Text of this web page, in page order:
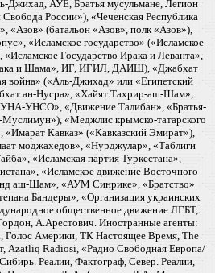
Джихад, АУЕ, Братья мусульмане, Легион
России»), «Чеченская Республика
«Азов» (батальон «Азов», полк «Азов»),
«Исламское государство» («Исламское
Государство Ирака и Леванта»,
и Шама», ИГ, ИГИЛ, ДАИШ), «Джабхат
(«Аль-Джихад» или «Египетский
ан-Нусра», «Хайят Тахрир-аш-Шам»,
УНСО», «Движение Талибан», «Братья-
«Меджлис крымско-татарского
Кавказ» («Кавказский Эмират»),
моджахедов», «Нурджулар», «Таблиги
«Исламская партия Туркестана»,
«Исламское движение Восточного
аш-Шам», «АУМ Синрике», «Братство»
Бандеры», «Организация украинских
общественное движение ЛГБТ,
А.Арестович. Иностранные агенты:
Голос Америки, ТК Настоящее Время, The
Azatliq Radiosi, «Радио Свободная Европа/
Реалии, Фактограф, Север. Реалии,